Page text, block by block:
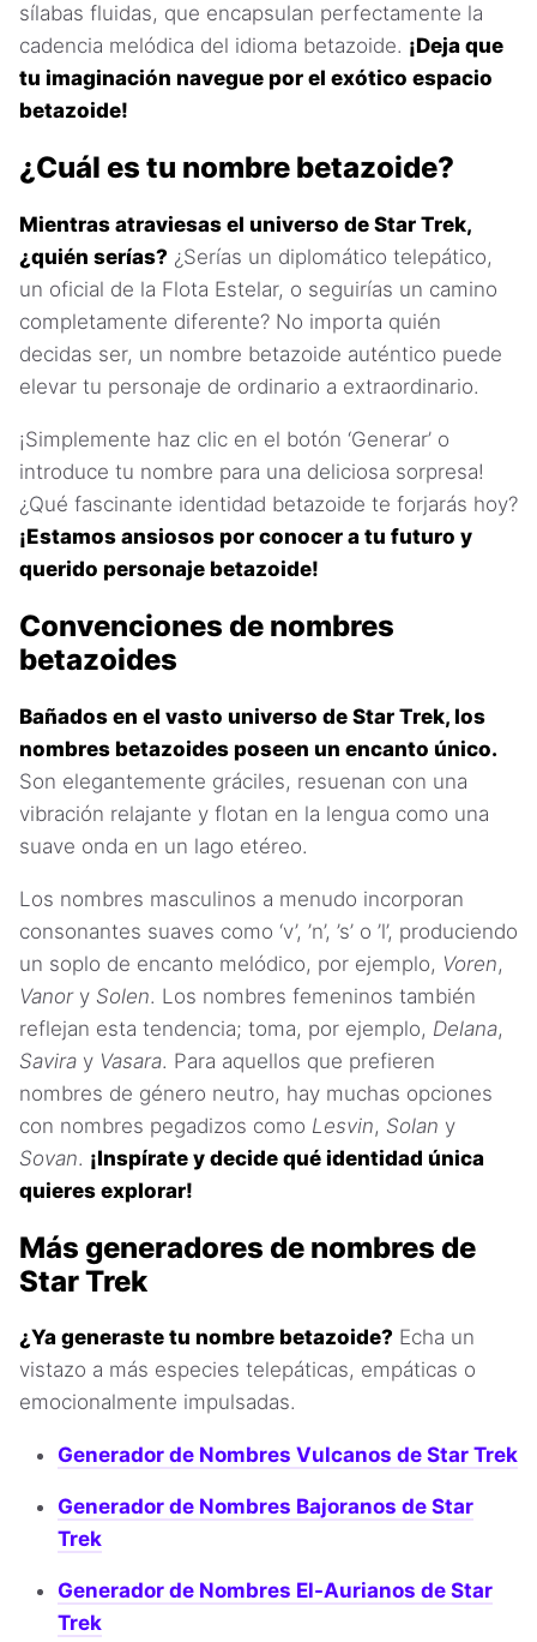
sílabas fluidas, que encapsulan perfectamente la
cadencia melódica del idioma betazoide. ¡Deja que
tu imaginación navegue por el exótico espacio
betazoide!
¿Cuál es tu nombre betazoide?
Mientras atraviesas el universo de Star Trek,
¿quién serías? ¿Serías un diplomático telepático,
un oficial de la Flota Estelar, o seguirías un camino
completamente diferente? No importa quién
decidas ser, un nombre betazoide auténtico puede
elevar tu personaje de ordinario a extraordinario.
¡Simplemente haz clic en el botón ‘Generar’ o
introduce tu nombre para una deliciosa sorpresa!
¿Qué fascinante identidad betazoide te forjarás hoy?
¡Estamos ansiosos por conocer a tu futuro y
querido personaje betazoide!
Convenciones de nombres
betazoides
Bañados en el vasto universo de Star Trek, los
nombres betazoides poseen un encanto único.
Son elegantemente gráciles, resuenan con una
vibración relajante y flotan en la lengua como una
suave onda en un lago etéreo.
Los nombres masculinos a menudo incorporan
consonantes suaves como ‘v’, ’n’, ’s’ o ’l’, produciendo
un soplo de encanto melódico, por ejemplo, Voren,
Vanory Solen. Los nombres femeninos también
reflejan esta tendencia; toma, por ejemplo, Delana,
Savira y Vasara. Para aquellos que prefieren
nombres de género neutro, hay muchas opciones
con nombres pegadizos como Lesvin, Solan y
Sovan. ¡Inspírate y decide qué identidad única
quieres explorar!
Más generadores de nombres de
Star Trek
¿Ya generaste tu nombre betazoide? Echa un
vistazo a más especies telepáticas, empáticas o
emocionalmente impulsadas.
Generador de Nombres Vulcanos de Star Trek
Generador de Nombres Bajoranos de Star
Trek
Generador de Nombres El-Aurianos de Star
Trek